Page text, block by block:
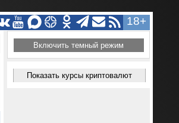
18+
Включить темный режим
Показать курсы криптовалют